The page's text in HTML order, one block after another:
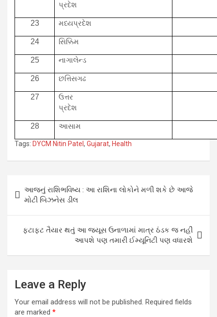
પ્રદેશ
23 મધ્યપ્રદેશ
24 સિક્કિમ
25 નાગાલેન્ડ
26 છત્તિસગઢ
27
ઉત્તર
પ્રદેશ
28 આસામ
Tags: DYCM Nitin Patel , Gujarat, Health
navigation
આજનું રાશિભવિષ્ય : આ રાશિના લોકોને મળી શકે છે આજે
મોટી બિઝનેસ ડીલ
ફટાફટ તૈયાર થતું આ જ્યૂસ ઉનાળામાં માત્ર ઠંડક જ નહીં
આપશે પણ તમારી ઈમ્યૂનિટી પણ વધારશે
Leave a Reply
Your email address will not be published. Required fields
are marked *